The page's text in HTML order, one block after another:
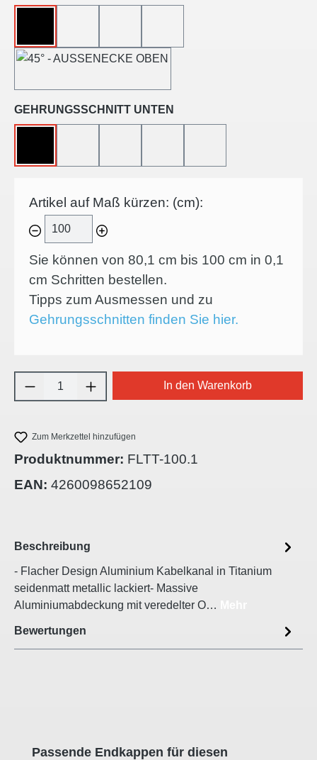
GEHRUNGSSCHNITT UNTEN
Artikel auf Maß kürzen: (cm):
Sie können von 80,1 cm bis 100 cm in 0,1
cm Schritten bestellen.
Tipps zum Ausmessen und zu
Gehrungsschnitten finden Sie hier.
Produkt Anzahl: Gib den gewünschten
In den Warenkorb
Zum Merkzettel hinzufügen
Produktnummer: FLTT-100.1
EAN: 4260098652109
Beschreibung
- Flacher Design Aluminium Kabelkanal in Titanium
seidenmatt metallic lackiert- Massive
Aluminiumabdeckung mit veredelter O…
Bewertungen
Produktgalerie überspringen
Passende Endkappen für diesen